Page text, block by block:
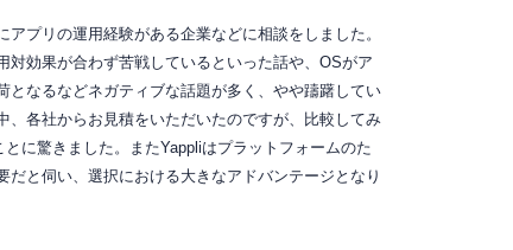
プリの運用経験がある企業などに相談をしました。
対効果が合わず苦戦しているといった話や、OSがア
となるなどネガティブな話題が多く、やや躊躇してい
、各社からお見積をいただいたのですが、比較してみ
に驚きました。またYappliはプラットフォームのた
と伺い、選択における大きなアドバンテージとなり